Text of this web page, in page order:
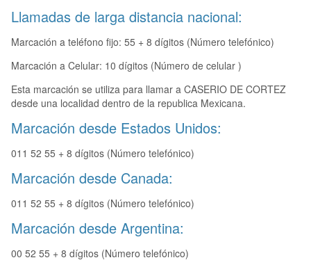
Llamadas de larga distancia nacional:
Marcación a teléfono fijo: 55 + 8 dígitos (Número telefónico)
Marcación a Celular: 10 dígitos (Número de celular )
Esta marcación se utiliza para llamar a CASERIO DE CORTEZ
desde una localidad dentro de la republica Mexicana.
Marcación desde Estados Unidos:
011 52 55 + 8 dígitos (Número telefónico)
Marcación desde Canada:
011 52 55 + 8 dígitos (Número telefónico)
Marcación desde Argentina:
00 52 55 + 8 dígitos (Número telefónico)